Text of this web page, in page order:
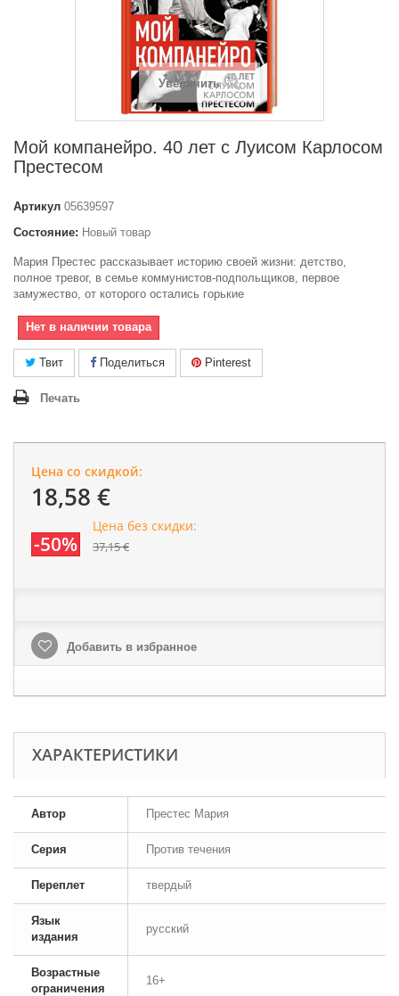
Увеличить
Мой компанейро. 40 лет с Луисом Карлосом
Престесом
Артикул 05639597
Состояние: Новый товар
Мария Престес рассказывает историю своей жизни: детство,
полное тревог, в семье коммунистов-подпольщиков, первое
замужество, от которого остались горькие
Нет в наличии товара
Твит Поделиться Pinterest
Печать
Цена со скидкой:
18,58 €
-50%
Цена без скидки:
37,15 €
Добавить в избранное
ХАРАКТЕРИСТИКИ
Автор Престес Мария
Серия Против течения
Переплет твердый
Язык
издания
русский
Возрастные
ограничения
16+